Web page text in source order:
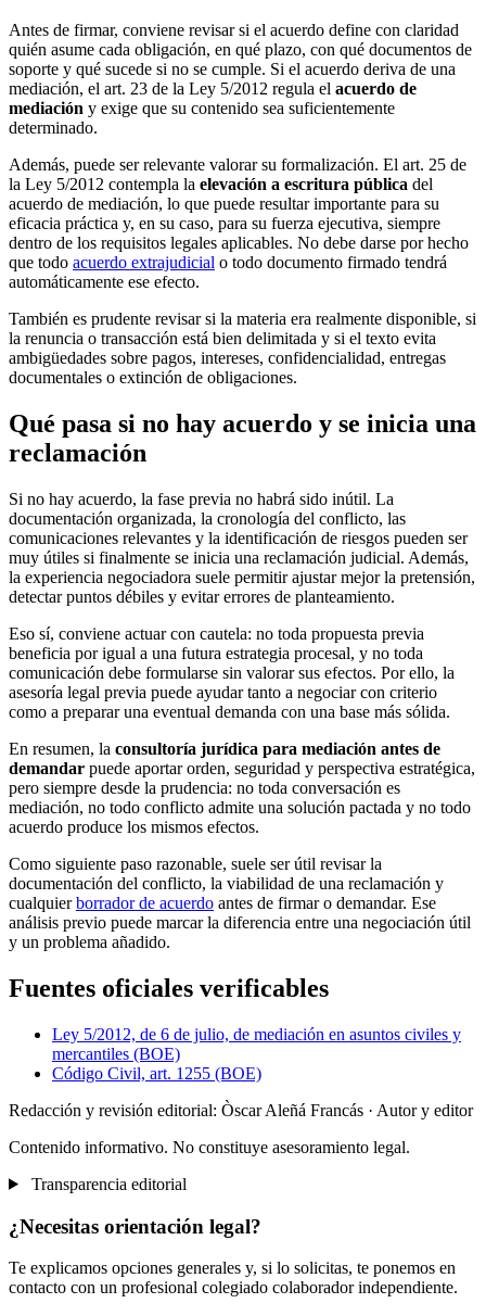
Antes de firmar, conviene revisar si el acuerdo define con claridad
quién asume cada obligación, en qué plazo, con qué documentos de
soporte y qué sucede si no se cumple. Si el acuerdo deriva de una
mediación, el art. 23 de la Ley 5/2012 regula el acuerdo de
mediación y exige que su contenido sea suficientemente
determinado.
Además, puede ser relevante valorar su formalización. El art. 25 de
la Ley 5/2012 contempla la elevación a escritura pública del
acuerdo de mediación, lo que puede resultar importante para su
eficacia práctica y, en su caso, para su fuerza ejecutiva, siempre
dentro de los requisitos legales aplicables. No debe darse por hecho
que todo acuerdo extrajudicial o todo documento firmado tendrá
automáticamente ese efecto.
También es prudente revisar si la materia era realmente disponible, si
la renuncia o transacción está bien delimitada y si el texto evita
ambigüedades sobre pagos, intereses, confidencialidad, entregas
documentales o extinción de obligaciones.
Qué pasa si no hay acuerdo y se inicia una
reclamación
Si no hay acuerdo, la fase previa no habrá sido inútil. La
documentación organizada, la cronología del conflicto, las
comunicaciones relevantes y la identificación de riesgos pueden ser
muy útiles si finalmente se inicia una reclamación judicial. Además,
la experiencia negociadora suele permitir ajustar mejor la pretensión,
detectar puntos débiles y evitar errores de planteamiento.
Eso sí, conviene actuar con cautela: no toda propuesta previa
beneficia por igual a una futura estrategia procesal, y no toda
comunicación debe formularse sin valorar sus efectos. Por ello, la
asesoría legal previa puede ayudar tanto a negociar con criterio
como a preparar una eventual demanda con una base más sólida.
En resumen, la consultoría jurídica para mediación antes de
demandar puede aportar orden, seguridad y perspectiva estratégica,
pero siempre desde la prudencia: no toda conversación es
mediación, no todo conflicto admite una solución pactada y no todo
acuerdo produce los mismos efectos.
Como siguiente paso razonable, suele ser útil revisar la
documentación del conflicto, la viabilidad de una reclamación y
cualquierborrador de acuerdo antes de firmar o demandar. Ese
análisis previo puede marcar la diferencia entre una negociación útil
y un problema añadido.
Fuentes oficiales verificables
Ley 5/2012, de 6 de julio, de mediación en asuntos civiles y
mercantiles (BOE)
Código Civil, art. 1255 (BOE)
Redacción y revisión editorial: Òscar Aleñá Francás · Autor y editor
Contenido informativo. No constituye asesoramiento legal.
Transparencia editorial
¿Necesitas orientación legal?
Te explicamos opciones generales y, si lo solicitas, te ponemos en
contacto con un profesional colegiado colaborador independiente.